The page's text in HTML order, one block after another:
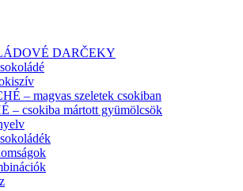
DARČEKY
– magvas szeletek csokiban
– csokiba mártott gyümölcsök